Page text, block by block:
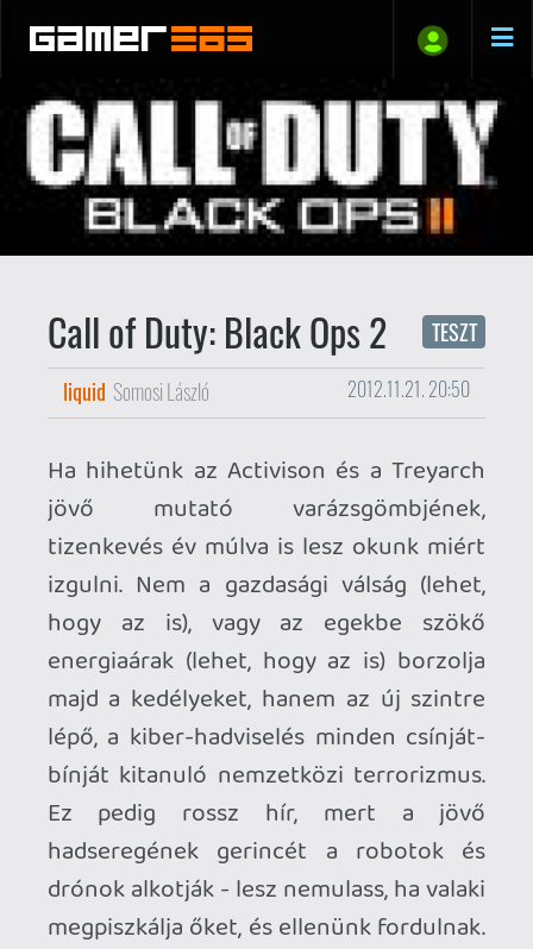
Call of Duty: Black Ops 2 TESZT
Ha hihetünk az Activison és a Treyarch
jövő mutató varázsgömbjének,
tizenkevés év múlva is lesz okunk miért
hogy az is), vagy az egekbe szökő
energiaárak (lehet, hogy az is) borzolja
majd a kedélyeket, hanem az új szintre
lépő, a kiber-hadviselés minden csínját-
bínját kitanuló nemzetközi terrorizmus.
Ez pedig rossz hír, mert a jövő
hadseregének gerincét a robotok és
drónok alkotják - lesz nemulass, ha valaki
megpiszkálja őket, és ellenünk fordulnak.
Nem árulok zsákbamacskát: a Black Ops
2-ben erről van szó, a technológiai pallos
a saját kiagyalói ellen fordul, és a
Treyarch arról sem feledkezik meg, hogy
a cím mellé ragasztott kettesnek
megfelelően sztori szempontból a Black
Ops 2 tényleg a Black Ops folytatása
legyen.